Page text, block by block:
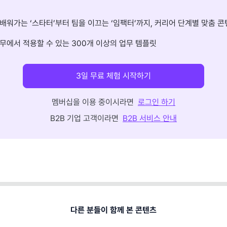
워가는 ‘스타터’부터 팀을 이끄는 ‘임팩터’까지, 커리어 단계별 맞춤 콘
에서 적용할 수 있는 300개 이상의 업무 템플릿
3일 무료 체험 시작하기
멤버십을 이용 중이시라면 로그인 하기
B2B 기업 고객이라면 B2B 서비스 안내
다른 분들이 함께 본 콘텐츠